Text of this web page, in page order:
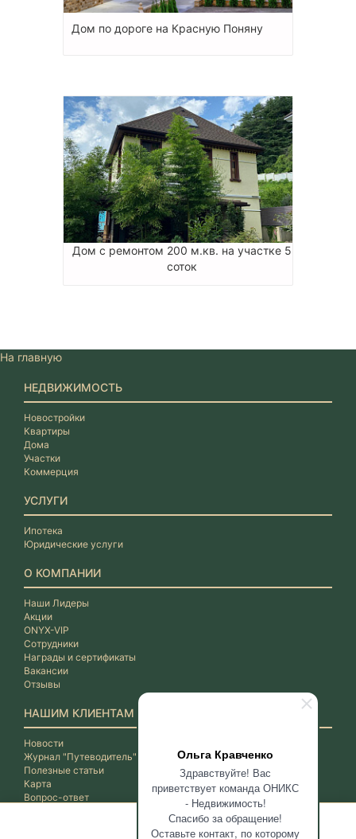
Ольга Кравченко
Здравствуйте! Вас
приветствует команда ОНИКС
- Недвижимость!
Спасибо за обращение!
Оставьте контакт, по которому
Дом по дороге на Красную Поняну
Дом с ремонтом 200 м.кв. на участке 5
соток
На главную
НЕДВИЖИМОСТЬ
Новостройки
Квартиры
Дома
Участки
Коммерция
УСЛУГИ
Ипотека
Юридические услуги
О КОМПАНИИ
Наши Лидеры
Акции
ONYX-VIP
Сотрудники
Награды и сертификаты
Вакансии
Отзывы
НАШИМ КЛИЕНТАМ
Новости
Журнал "Путеводитель"
Полезные статьи
Карта
Вопрос-ответ